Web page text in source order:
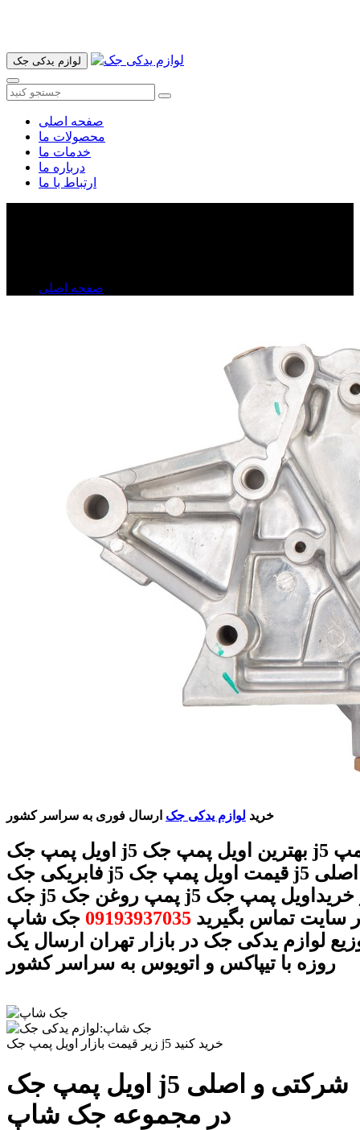
لوازم یدکی جک
صفحه اصلی
محصولات ما
خدمات ما
درباره ما
ارتباط با ما
صفحه اصلی
خرید لوازم یدکی جک ارسال فوری به سراسر کشور
اویل پمپ جک j5 بهترین اویل پمپ جک j5 اویل پمپ
فابریکی جک j5 قیمت اویل پمپ جک j5 اویل پمپ اصلی
جک j5 پمپ روغن جک j5 خریداویل پمپ جک j5 با شماره
سایت تماس بگیرید 09193937035 جک شاپ
لوازم یدکی جک در بازار تهران ارسال یک
روزه با تیپاکس و اتویوس به سراسر کشور
زیر قیمت بازار اویل پمپ جک j5 خرید کنید
اویل پمپ جک j5 شرکتی و اصلی
در مجموعه جک شاپ